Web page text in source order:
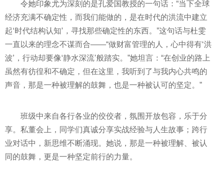
令她印象尤为深刻的是孔爱国教授的一句话：“当下全球
经济充满不确定性，而我们能做的，是在时代的洪流中建立
起‘时代结构认知’，寻找那些确定性的东西。”这句话与杜雯
一直以来的理念不谋而合——“做财富管理的人，心中得有‘洪
波’，行动却要像‘静水深流’般踏实。”她坦言：“在创业的路上
虽然有彷徨和不确定，但在这里，我听到了与我内心共鸣的
声音，那是一种被理解的鼓舞，也是一种被认可的坚定。”
班级中来自各行各业的佼佼者，氛围开放包容，乐于分
享。私董会上，同学们真诚分享实战经验与人生故事；跨行
业对话中，新思维不断涌现。她说，那是一种被理解、被认
同的鼓舞，更是一种坚定前行的力量。